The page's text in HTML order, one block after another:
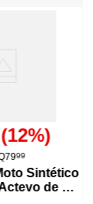
de carga
(12%)
99
Sintético
de 1